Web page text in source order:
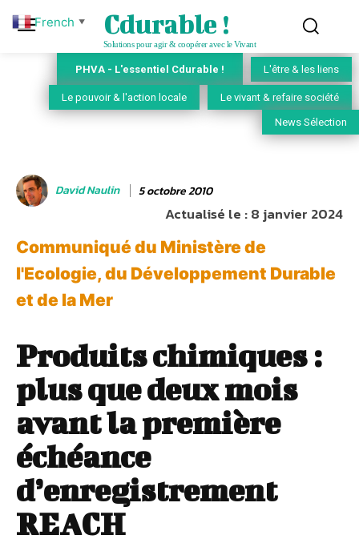
Cdurable !
Solutions pour agir & coopérer avec le Vivant
PHVA - L'essentiel Cdurable ! L'être & les liens
Le pouvoir & l'action locale Le vivant & refaire société
News Sélection
David Naulin 5 octobre 2010
Actualisé le :8 janvier 2024
Communiqué du Ministère de
l'Ecologie, du Développement Durable
et de la Mer
Produits chimiques :
plus que deux mois
avant la première
échéance
d’enregistrement
REACH
French ▼